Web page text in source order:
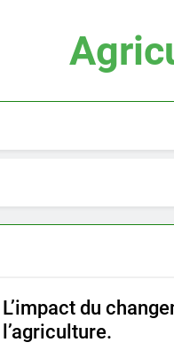
L’impact du
l’agriculture.